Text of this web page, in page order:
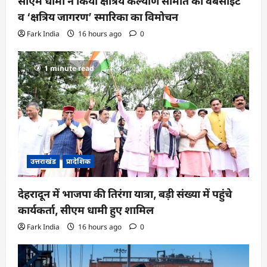
व ‘क्षत्रिय जागरण’ स्मारिका का विमोचन
Fark India 16 hours ago 0
1 minute read
उत्तराखंड प्रादेशिक
देहरादून में भाजपा की तिरंगा यात्रा, बड़ी संख्या में पहुंचे
कार्यकर्ता, सीएम धामी हुए शामिल
Fark India 16 hours ago 0